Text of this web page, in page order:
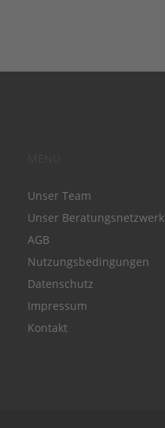
Unser Team
Unser Beratungsnetzwerk
AGB
Nutzungsbedingungen
Datenschutz
Impressum
Kontakt